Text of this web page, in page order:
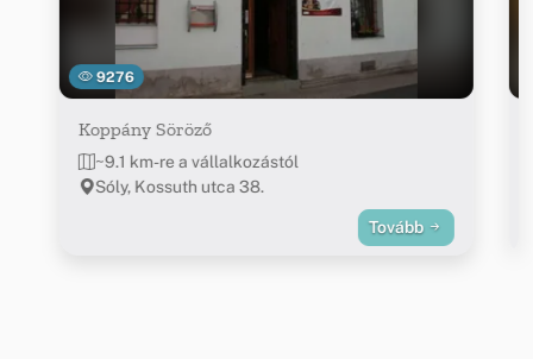
9276
Koppány Söröző
~9.1 km-re a vállalkozástól
Sóly, Kossuth utca 38.
Tovább